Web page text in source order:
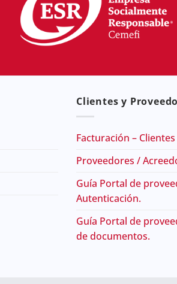
Clientes y
Facturación – Clientes
Proveedores /
Guía Portal de
Autenticación.
Guía Portal de
de documentos.